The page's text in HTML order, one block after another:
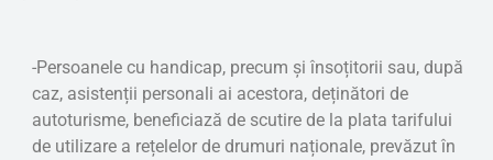
-Persoanele cu handicap, precum și însoțitorii sau, după
caz, asistenții personali ai acestora, deținători de
autoturisme, beneficiază de scutire de la plata tarifului
de utilizare a rețelelor de drumuri naționale, prevăzut în